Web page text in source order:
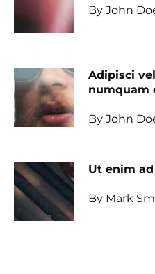
By John
Adipisci
numquam
By John
Ut enim
By Mark